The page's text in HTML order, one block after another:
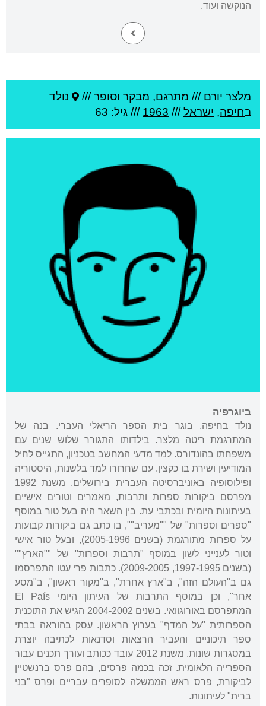
הנוקשה ועוד.
מלצר יורם /// מתרגם, מבקר וסופר ///
נולד
בחיפה, ישראל///
1963 /// גיל: 63
ביוגרפיה
נולד בחיפה, בוגר בית הספר הריאלי העברי. בנה של
המתרגמת ריטה מלצר. בילדותו התגורר שלוש שנים עם
משפחתו בהונדורס. למד מדעי המחשב בטכניון, התגייס לחיל
המודיעין ושירת בו כקצין. עם שחרורו למד בלשנות, היסטוריה
ופילוסופיה באוניברסיטה העברית בירושלים. משנת 1992
מפרסם ביקורות ספרות ותרבות, מאמרים וטורים אישיים
בעיתונות היומית ובכתבי עת. בין השאר היה בעל טור במוסף
"ספרים וספרות" של ""מעריב"", בו כתב גם ביקורות קבועות
על ספרות מתורגמת (בשנים 2005-1996), ובעל טור אישי
וטור לענייני לשון במוסף "תרבות וספרות" של ""הארץ""
(בשנים 1997-1995, 2009-2005). כתבות פרי עטו התפרסמו
גם ב"העולם הזה", ב"ארץ אחרת", ב"מקור ראשון", ב"מסע
אחר", וכן במוסף התרבות של העיתון היומי El País
המתפרסם באורוגוואי. בשנים 2004-2002 הגיש את התוכנית
הספרותית "על המדף" בערוץ הראשון. עסק בהוראה בבתי
ספר תיכוניים והעביר הרצאות וסדנאות לכתיבה יוצרת
במסגרות שונות. משנת 2012 עובד ככותב ועורך תכנים עבור
הספרייה הלאומית. זכה בכמה פרסים, בהם פרס ברנשטיין
לביקורת, פרס ראש הממשלה לסופרים עבריים ופרס "בני
ברית" לעיתונות.